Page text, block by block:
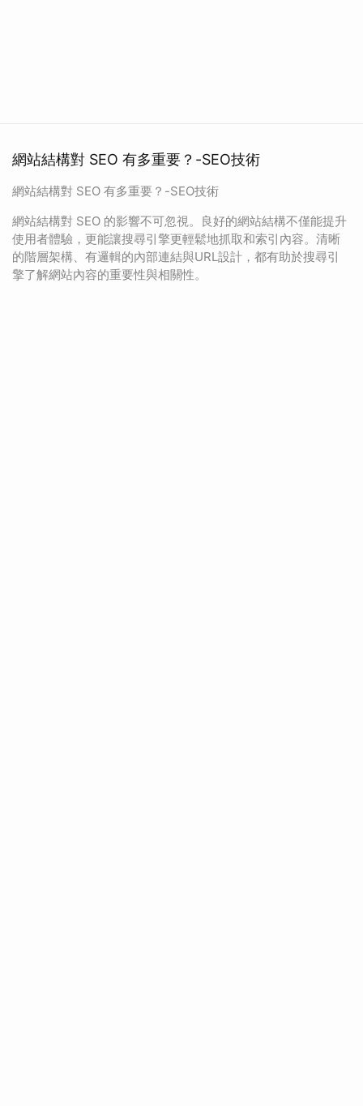
網站結構對 SEO 有多重要？-SEO技術
網站結構對 SEO 有多重要？-SEO技術
網站結構對 SEO 的影響不可忽視。良好的網站結構不僅能提升
使用者體驗，更能讓搜尋引擎更輕鬆地抓取和索引內容。清晰
的階層架構、有邏輯的內部連結與URL設計，都有助於搜尋引
擎了解網站內容的重要性與相關性。